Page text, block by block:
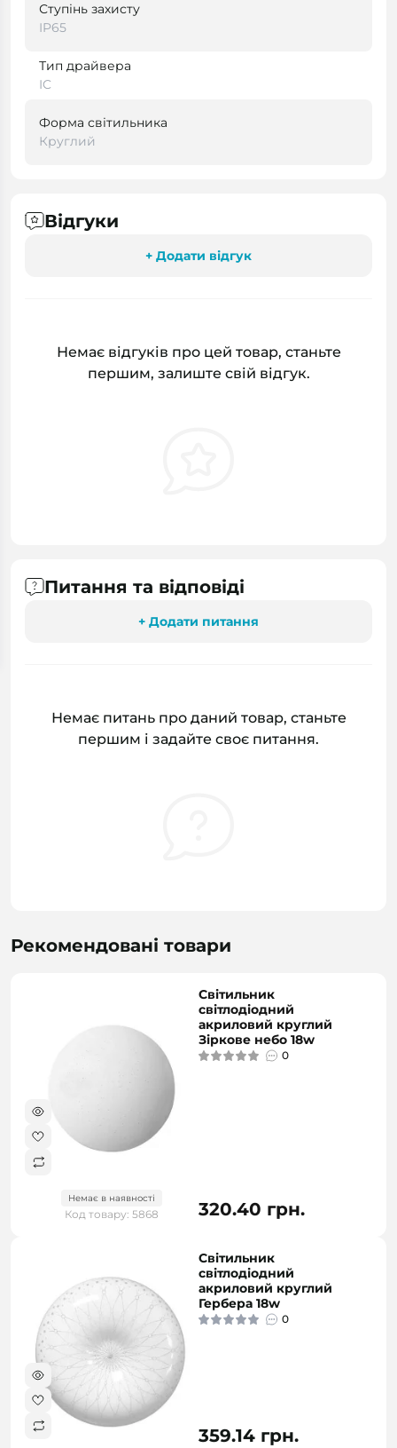
Ступінь захисту
IP65
Тип драйвера
IC
Форма світильника
Круглий
Відгуки
+ Додати відгук
Немає відгуків про цей товар, станьте
першим, залиште свій відгук.
Питання та відповіді
+ Додати питання
Немає питань про даний товар, станьте
першим і задайте своє питання.
Рекомендовані товари
Немає в наявності
Код товару: 5868
Світильник
світлодіодний
акриловий круглий
Зіркове небо 18w
0
320.40 грн.
Світильник
світлодіодний
акриловий круглий
Гербера 18w
0
359.14 грн.